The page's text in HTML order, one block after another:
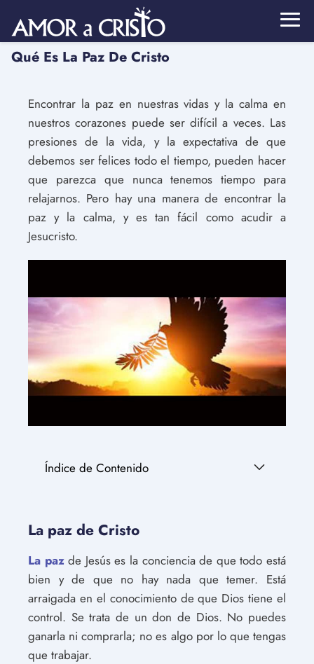
Qué Es La Paz De Cristo
Encontrar la paz en nuestras vidas y la calma en
nuestros corazones puede ser difícil a veces. Las
presiones de la vida, y la expectativa de que
debemos ser felices todo el tiempo, pueden hacer
que parezca que nunca tenemos tiempo para
relajarnos. Pero hay una manera de encontrar la
paz y la calma, y es tan fácil como acudir a
Jesucristo.
Índice de Contenido
La paz de Cristo
La pazde Jesús es la conciencia de que todo está
bien y de que no hay nada que temer. Está
arraigada en el conocimiento de que Dios tiene el
control. Se trata de un don de Dios. No puedes
ganarla ni comprarla; no es algo por lo que tengas
que trabajar.